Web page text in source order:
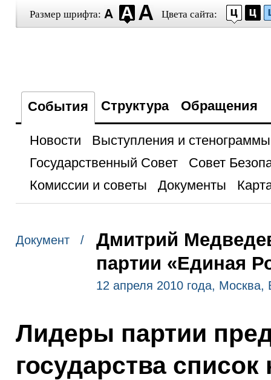
Размер шрифта: Цвета сайта:
События Структура Обращения
Новости
Выступления и стенограммы
Государственный Совет
Совет
Комиссии и советы
Документы
Документ /
Дмитрий
партии «Единая
12 апреля 2010 года, Москва,
Лидеры партии
государства список